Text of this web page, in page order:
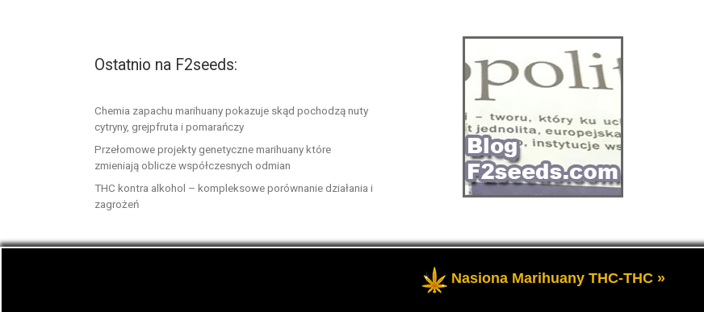
Ostatnio na F2seeds:
Chemia zapachu marihuany pokazuje skąd pochodzą nuty
cytryny, grejpfruta i pomarańczy
Przełomowe projekty genetyczne marihuany które
zmieniają oblicze współczesnych odmian
THC kontra alkohol – kompleksowe porównanie działania i
zagrożeń
- Opowiemy Ci na naszym blogu F2seeds o marihuanie i
Nasiona Marihuany THC-THC »